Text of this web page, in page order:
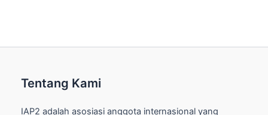
Tentang Kami
IAP2 adalah asosiasi anggota internasional yang